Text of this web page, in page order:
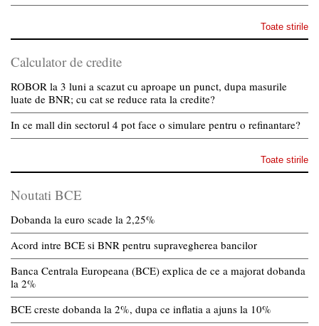
Toate stirile
Calculator de credite
ROBOR la 3 luni a scazut cu aproape un punct, dupa masurile
luate de BNR; cu cat se reduce rata la credite?
In ce mall din sectorul 4 pot face o simulare pentru o refinantare?
Toate stirile
Noutati BCE
Dobanda la euro scade la 2,25%
Acord intre BCE si BNR pentru supravegherea bancilor
Banca Centrala Europeana (BCE) explica de ce a majorat dobanda
la 2%
BCE creste dobanda la 2%, dupa ce inflatia a ajuns la 10%